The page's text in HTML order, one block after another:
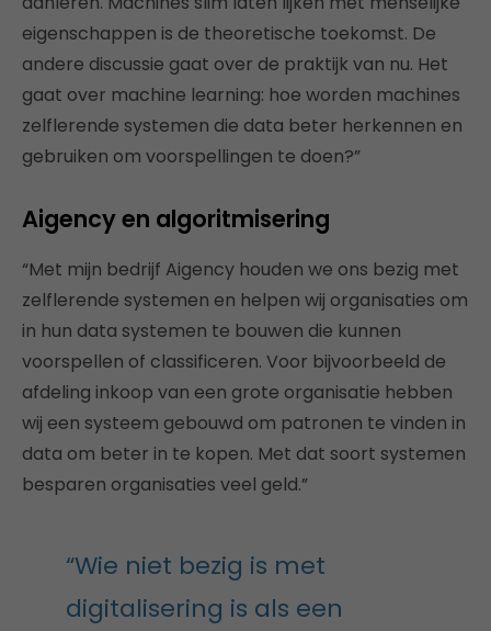
eigenschappen is de theoretische toekomst. De
andere discussie gaat over de praktijk van nu. Het
gaat over machine learning: hoe worden machines
zelflerende systemen die data beter herkennen en
gebruiken om voorspellingen te doen?”
Aigency en algoritmisering
“Met mijn bedrijf Aigency houden we ons bezig met
zelflerende systemen en helpen wij organisaties om
in hun data systemen te bouwen die kunnen
voorspellen of classificeren. Voor bijvoorbeeld de
afdeling inkoop van een grote organisatie hebben
wij een systeem gebouwd om patronen te vinden in
data om beter in te kopen. Met dat soort systemen
besparen organisaties veel geld.”
“Wie niet bezig is met
digitalisering is als een